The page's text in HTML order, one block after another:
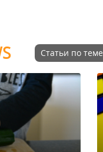
Статьи по теме